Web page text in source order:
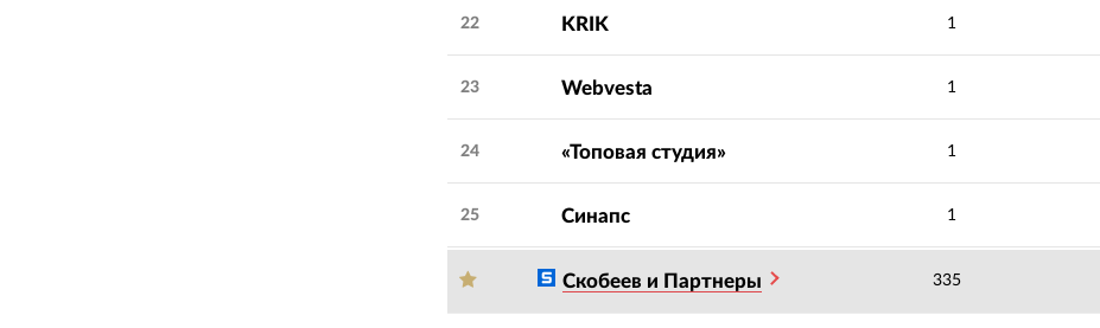
22 KRIK 1
23 Webvesta 1
24 «Топовая студия» 1
25 Синапс 1
Скобеев и Партнеры 335